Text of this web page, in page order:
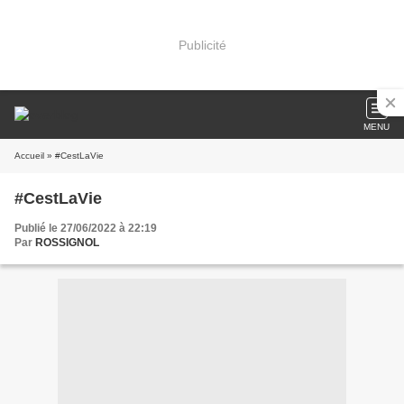
Publicité
MENU
Accueil » #CestLaVie
#CestLaVie
Publié le 27/06/2022 à 22:19
Par ROSSIGNOL